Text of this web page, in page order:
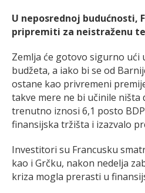
U neposrednoj budućnosti,
pripremiti za neistraženu
Zemlja će gotovo sigurno ući
budžeta, a iako bi se od
ostane kao privremeni
takve mere ne bi učinile ništa
trenutno iznosi 6,1 posto
finansijska tržišta i izazvalo
Investitori su Francusku
kao i Grčku, nakon nedelja
kriza mogla prerasti u